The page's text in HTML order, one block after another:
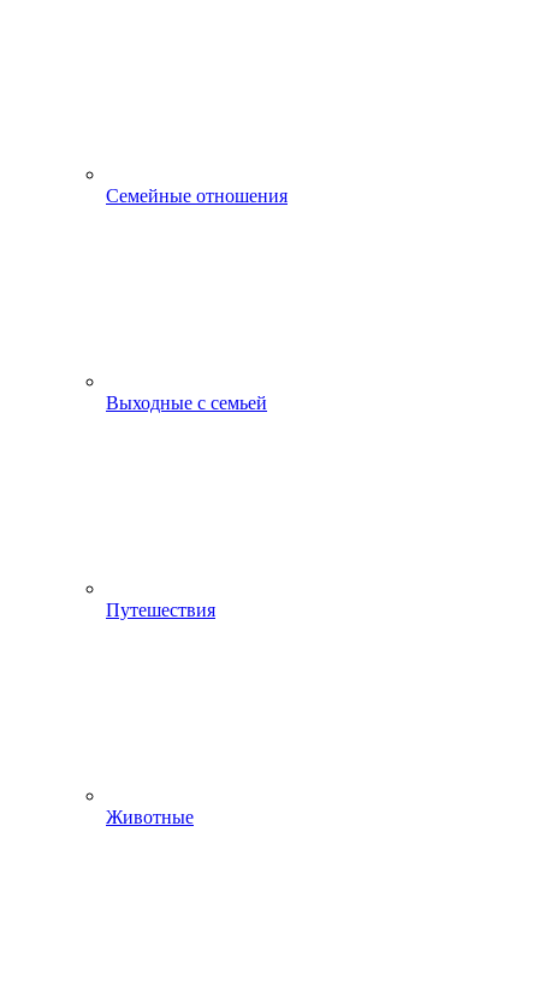
Семейные отношения
Выходные с семьей
Путешествия
Животные